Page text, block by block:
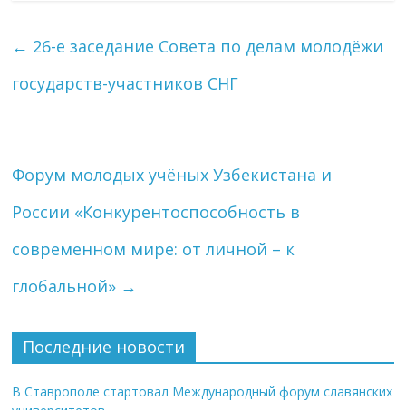
← 26-е заседание Совета по делам молодёжи
государств-участников СНГ
Форум молодых учёных Узбекистана и
России «Конкурентоспособность в
современном мире: от личной – к
глобальной» →
Последние новости
В Ставрополе стартовал Международный форум славянских